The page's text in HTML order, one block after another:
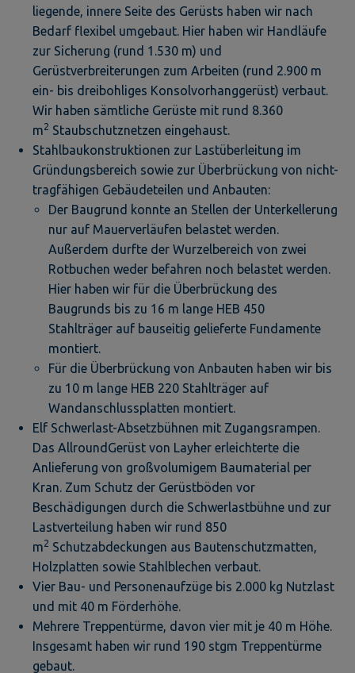
liegende, innere Seite des Gerüsts haben wir nach
Bedarf flexibel umgebaut. Hier haben wir Handläufe
zur Sicherung (rund 1.530 m) und
Gerüstverbreiterungen zum Arbeiten (rund 2.900 m
ein- bis dreibohliges Konsolvorhanggerüst) verbaut.
Wir haben sämtliche Gerüste mit rund 8.360
m2 Staubschutznetzen eingehaust.
Stahlbaukonstruktionen zur Lastüberleitung im
Gründungsbereich sowie zur Überbrückung von nicht-
tragfähigen Gebäudeteilen und Anbauten:
Der Baugrund konnte an Stellen der Unterkellerung
nur auf Mauerverläufen belastet werden.
Außerdem durfte der Wurzelbereich von zwei
Rotbuchen weder befahren noch belastet werden.
Hier haben wir für die Überbrückung des
Baugrunds bis zu 16 m lange HEB 450
Stahlträger auf bauseitig gelieferte Fundamente
montiert.
Für die Überbrückung von Anbauten haben wir bis
zu 10 m lange HEB 220 Stahlträger auf
Wandanschlussplatten montiert.
Elf Schwerlast-Absetzbühnen mit Zugangsrampen.
Das AllroundGerüst von Layher erleichterte die
Anlieferung von großvolumigem Baumaterial per
Kran. Zum Schutz der Gerüstböden vor
Beschädigungen durch die Schwerlastbühne und zur
Lastverteilung haben wir rund 850
m2 Schutzabdeckungen aus Bautenschutzmatten,
Holzplatten sowie Stahlblechen verbaut.
Vier Bau- und Personenaufzüge bis 2.000 kg Nutzlast
und mit 40 m Förderhöhe.
Mehrere Treppentürme, davon vier mit je 40 m Höhe.
Insgesamt haben wir rund 190 stgm Treppentürme
gebaut.